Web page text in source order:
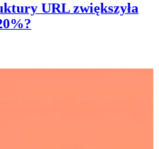
URL zwiększyła